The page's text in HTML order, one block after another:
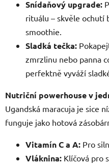
Snídaňový upgrade:
rituálu – skvěle ochutí
smoothie.
Sladká tečka:
zmrzlinu nebo panna
perfektně vyváží
Nutriční powerhouse v
Ugandská maracuja je sice
funguje jako hotová
Vitamín C a A: Pro
Vláknina: Klíčová pro